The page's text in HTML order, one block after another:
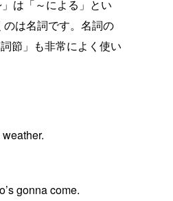
」は「～による」とい
のは名詞です。名詞の
節」も非常によく使い
gonna come.